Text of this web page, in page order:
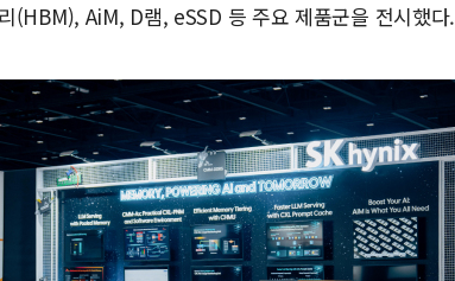
(HBM), AiM, D램, eSSD 등 주요 제품군을 전시했다.